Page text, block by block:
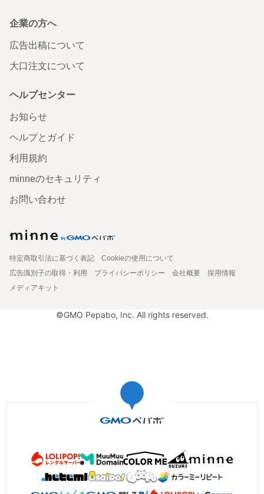
企業の方へ
広告出稿について
大口注文について
ヘルプセンター
お知らせ
ヘルプとガイド
利用規約
minneのセキュリティ
お問い合わせ
特定商取引法に基づく表記
Cookieの使用について
広告識別子の取得・利用
プライバシーポリシー 会社概要
採用情報
メディアキット
©GMO Pepabo, Inc. All rights reserved.